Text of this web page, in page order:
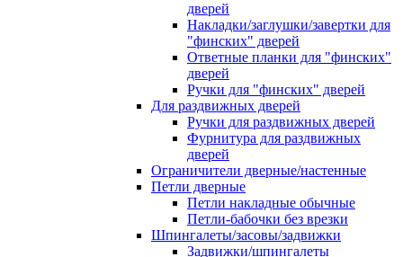
дверей
Накладки/заглушки/завертки для
"финских" дверей
Ответные планки для "финских"
дверей
Ручки для "финских" дверей
Для раздвижных дверей
Ручки для раздвижных дверей
Фурнитура для раздвижных
дверей
Ограничители дверные/настенные
Петли дверные
Петли накладные обычные
Петли-бабочки без врезки
Шпингалеты/засовы/задвижки
Задвижки/шпингалеты